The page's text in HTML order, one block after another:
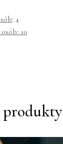
: 4
10
produkty